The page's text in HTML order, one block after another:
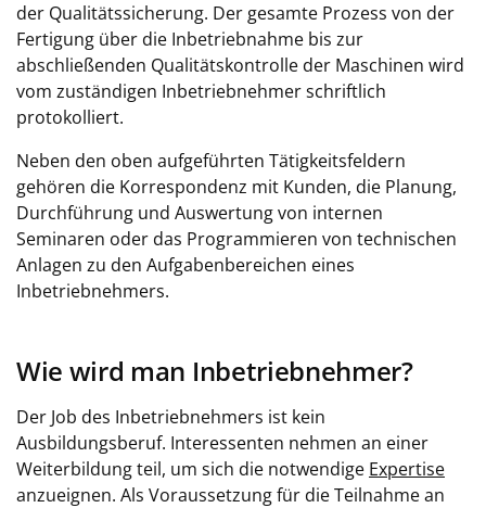
der Qualitätssicherung. Der gesamte Prozess von der
Fertigung über die Inbetriebnahme bis zur
abschließenden Qualitätskontrolle der Maschinen wird
vom zuständigen Inbetriebnehmer schriftlich
protokolliert.
Neben den oben aufgeführten Tätigkeitsfeldern
gehören die Korrespondenz mit Kunden, die Planung,
Durchführung und Auswertung von internen
Seminaren oder das Programmieren von technischen
Anlagen zu den Aufgabenbereichen eines
Inbetriebnehmers.
Wie wird man Inbetriebnehmer?
Der Job des Inbetriebnehmers ist kein
Ausbildungsberuf. Interessenten nehmen an einer
Weiterbildung teil, um sich die notwendige Expertise
anzueignen. Als Voraussetzung für die Teilnahme an